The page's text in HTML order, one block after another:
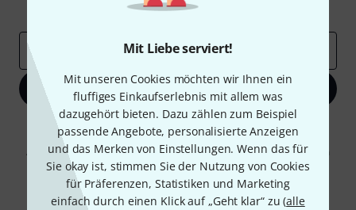
Mit Liebe serviert!
Mit unseren Cookies möchten wir Ihnen ein
fluffiges Einkaufserlebnis mit allem was
dazugehört bieten. Dazu zählen zum Beispiel
passende Angebote, personalisierte Anzeigen
und das Merken von Einstellungen. Wenn das für
Sie okay ist, stimmen Sie der Nutzung von Cookies
für Präferenzen, Statistiken und Marketing
einfach durch einen Klick auf „Geht klar“ zu (alle
Inspirierende Beiträge
Deals
Jetzt anmelden
Mit Klick auf „Jetzt anmelden“ stimmen Sie dem Erhalt von E-Mail-
Werbung und einer Messung des E-Mail-Nutzungsverhaltens zu. Die
Abmeldung ist jederzeit möglich. Weitere Informationen finden Sie in
unserenDatenschutzhinweisen .
* Pflichtfeld